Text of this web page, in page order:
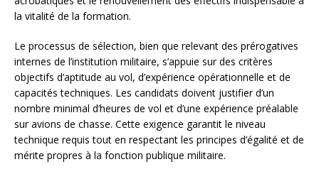
la vitalité de la formation.
Le processus de sélection, bien que relevant des prérogatives
internes de l’institution militaire, s’appuie sur des critères
objectifs d’aptitude au vol, d’expérience opérationnelle et de
capacités techniques. Les candidats doivent justifier d’un
nombre minimal d’heures de vol et d’une expérience préalable
sur avions de chasse. Cette exigence garantit le niveau
technique requis tout en respectant les principes d’égalité et de
mérite propres à la fonction publique militaire.